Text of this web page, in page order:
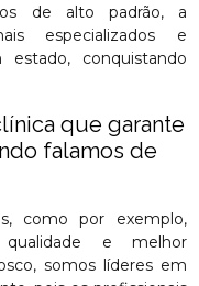
de alto padrão, a
especializados e
conquistando
que garante
falamos de
como por exemplo,
e melhor
somos líderes em